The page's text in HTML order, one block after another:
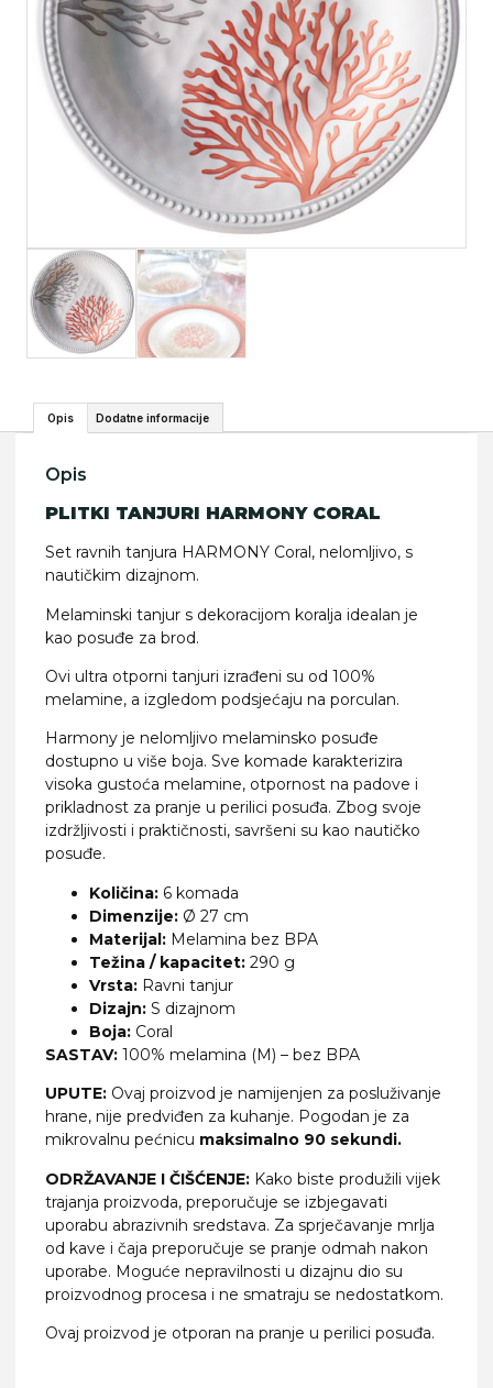
Opis Dodatne informacije
Opis
PLITKI TANJURI HARMONY CORAL
Set ravnih tanjura HARMONY Coral, nelomljivo, s
nautičkim dizajnom.
Melaminski tanjur s dekoracijom koralja idealan je
kao posuđe za brod.
Ovi ultra otporni tanjuri izrađeni su od 100%
melamine, a izgledom podsjećaju na porculan.
Harmony je nelomljivo melaminsko posuđe
dostupno u više boja. Sve komade karakterizira
visoka gustoća melamine, otpornost na padove i
prikladnost za pranje u perilici posuđa. Zbog svoje
izdržljivosti i praktičnosti, savršeni su kao nautičko
posuđe.
Količina: 6 komada
Dimenzije: Ø 27 cm
Materijal: Melamina bez BPA
Težina / kapacitet: 290 g
Vrsta: Ravni tanjur
Dizajn: S dizajnom
Boja: Coral
SASTAV: 100% melamina (M) – bez BPA
UPUTE: Ovaj proizvod je namijenjen za posluživanje
hrane, nije predviđen za kuhanje. Pogodan je za
mikrovalnu pećnicu maksimalno 90 sekundi.
ODRŽAVANJE I ČIŠĆENJE: Kako biste produžili vijek
trajanja proizvoda, preporučuje se izbjegavati
uporabu abrazivnih sredstava. Za sprječavanje mrlja
od kave i čaja preporučuje se pranje odmah nakon
uporabe. Moguće nepravilnosti u dizajnu dio su
proizvodnog procesa i ne smatraju se nedostatkom.
Ovaj proizvod je otporan na pranje u perilici posuđa.